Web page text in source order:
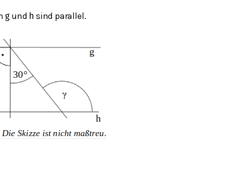
g und h sind parallel.